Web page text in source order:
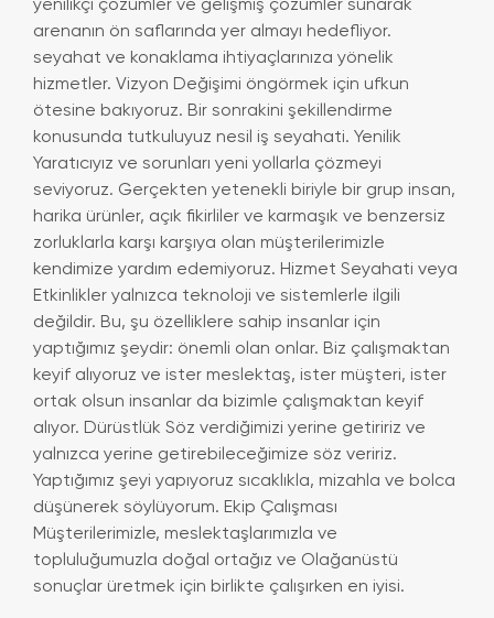
yenilikçi çözümler ve gelişmiş çözümler sunarak
arenanın ön saflarında yer almayı hedefliyor.
seyahat ve konaklama ihtiyaçlarınıza yönelik
hizmetler. Vizyon Değişimi öngörmek için ufkun
ötesine bakıyoruz. Bir sonrakini şekillendirme
konusunda tutkuluyuz nesil iş seyahati. Yenilik
Yaratıcıyız ve sorunları yeni yollarla çözmeyi
seviyoruz. Gerçekten yetenekli biriyle bir grup insan,
harika ürünler, açık fikirliler ve karmaşık ve benzersiz
zorluklarla karşı karşıya olan müşterilerimizle
kendimize yardım edemiyoruz. Hizmet Seyahati veya
Etkinlikler yalnızca teknoloji ve sistemlerle ilgili
değildir. Bu, şu özelliklere sahip insanlar için
yaptığımız şeydir: önemli olan onlar. Biz çalışmaktan
keyif alıyoruz ve ister meslektaş, ister müşteri, ister
ortak olsun insanlar da bizimle çalışmaktan keyif
alıyor. Dürüstlük Söz verdiğimizi yerine getiririz ve
yalnızca yerine getirebileceğimize söz veririz.
Yaptığımız şeyi yapıyoruz sıcaklıkla, mizahla ve bolca
düşünerek söylüyorum. Ekip Çalışması
Müşterilerimizle, meslektaşlarımızla ve
topluluğumuzla doğal ortağız ve Olağanüstü
sonuçlar üretmek için birlikte çalışırken en iyisi.